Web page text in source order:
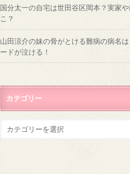
国分太一の自宅は世田谷区岡本？実家
こ？
山田涼介の妹の骨がとける難病の病名
ードが泣ける！
カテゴリー